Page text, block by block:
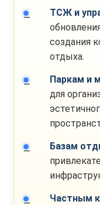
ТСЖ и
создания
отдыха.
Паркам и
для
Базам
Частным